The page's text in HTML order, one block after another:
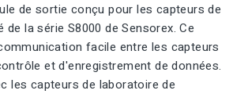
de sortie conçu pour les capteurs de
la série S8000 de Sensorex. Ce
facile entre les capteurs
et d'enregistrement de données.
les capteurs de laboratoire de